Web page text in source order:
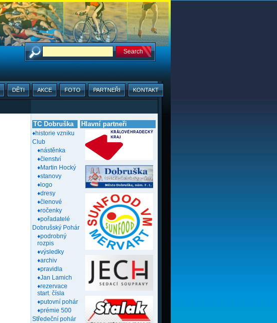
DĚTI AKCE FOTO PARTNEŘI KONTAKT
TC Dobruška
♦historie vzniku
Club
♦nástěnka
♦členství
♦Martin Hocký
♦stanovy
♦logo
♦dresy
♦členové
♦ročenky
♦pořadatelé
Dobrušský Pohár
♦podrobný
rozpis
♦výsledky
♦archiv
♦pravidla
♦Jan Lamich
♦rezervace
start. čísla
♦putovní pohár
♦prémie 500
Středeční pohár
Hlavní partneři